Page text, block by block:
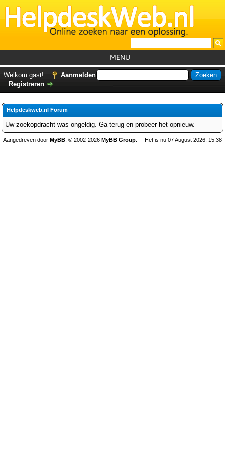
MENU
Helpdesks
GemistDownloader*
Welkom gast!
Aanmelden
Registreren
Helpdeskweb.nl Forum
Uw zoekopdracht was ongeldig. Ga terug en probeer het opnieuw.
Het is nu 07 August 2026, 15:38
Aangedreven door MyBB , © 2002-2026 MyBB Group